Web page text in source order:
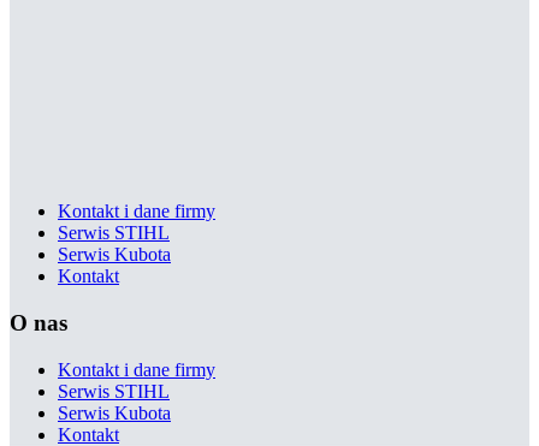
Kontakt i dane firmy
Serwis STIHL
Serwis Kubota
Kontakt
O nas
Kontakt i dane firmy
Serwis STIHL
Serwis Kubota
Kontakt